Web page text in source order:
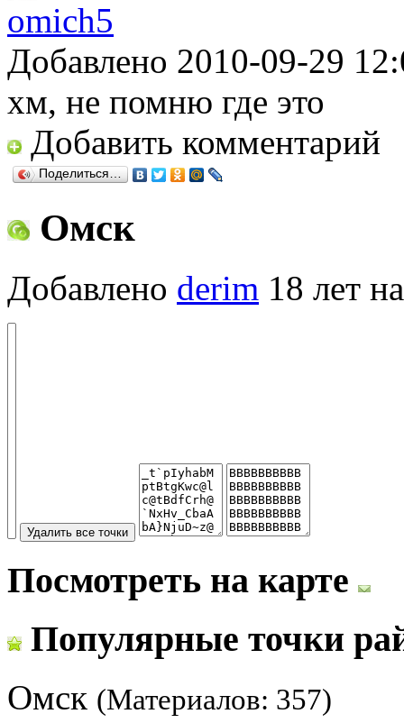
omich5
Добавлено 2010-09-29
хм, не помню где это
Добавить комментарий
Поделиться…
Омск
Добавлено derim 18 лет
Посмотреть на карте
Популярные точки
Омск (Материалов: 357)